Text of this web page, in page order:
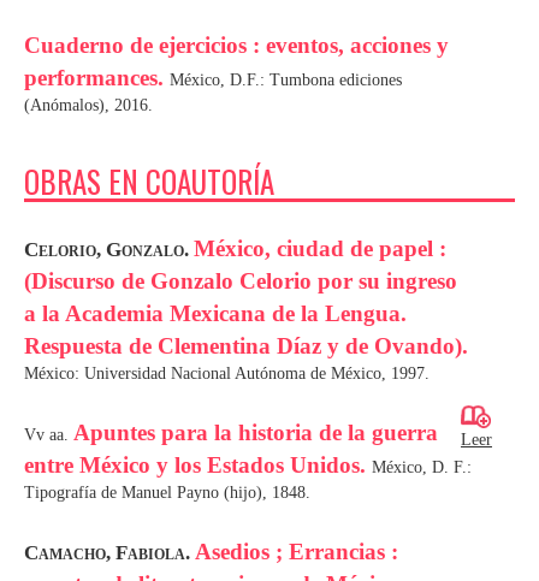
Cuaderno de ejercicios : eventos, acciones y
performances. México, D.F.: Tumbona ediciones
(Anómalos), 2016.
OBRAS EN COAUTORÍA
Celorio, Gonzalo. México, ciudad de papel :
(Discurso de Gonzalo Celorio por su ingreso
a la Academia Mexicana de la Lengua.
Respuesta de Clementina Díaz y de Ovando).
México: Universidad Nacional Autónoma de México, 1997.
Vv aa. Apuntes para la historia de la guerra
entre México y los Estados Unidos. México, D. F.:
Tipografía de Manuel Payno (hijo), 1848.
Leer
Camacho, Fabiola. Asedios ; Errancias :